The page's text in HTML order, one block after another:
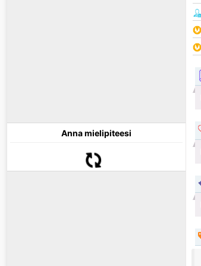
Anna mielipiteesi